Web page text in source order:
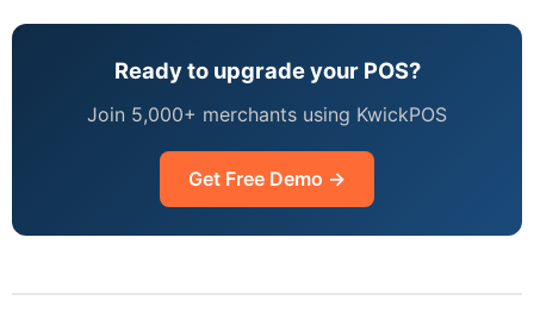
Ready to upgrade your POS?
Join 5,000+ merchants using KwickPOS
Get Free Demo →